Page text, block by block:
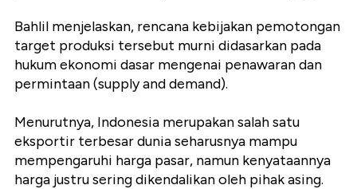
Bahlil menjelaskan, rencana kebijakan pemotongan
target produksi tersebut murni didasarkan pada
hukum ekonomi dasar mengenai penawaran dan
permintaan (supply and demand).
Menurutnya, Indonesia merupakan salah satu
eksportir terbesar dunia seharusnya mampu
mempengaruhi harga pasar, namun kenyataannya
harga justru sering dikendalikan oleh pihak asing.